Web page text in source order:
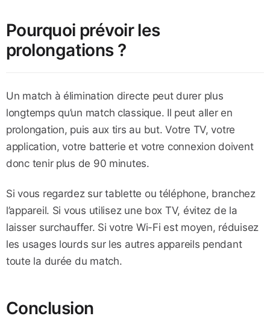
Pourquoi prévoir les
prolongations ?
Un match à élimination directe peut durer plus
longtemps qu’un match classique. Il peut aller en
prolongation, puis aux tirs au but. Votre TV, votre
application, votre batterie et votre connexion doivent
donc tenir plus de 90 minutes.
Si vous regardez sur tablette ou téléphone, branchez
l’appareil. Si vous utilisez une box TV, évitez de la
laisser surchauffer. Si votre Wi-Fi est moyen, réduisez
les usages lourds sur les autres appareils pendant
toute la durée du match.
Conclusion